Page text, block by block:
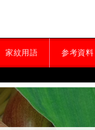
家紋用語 参考資料